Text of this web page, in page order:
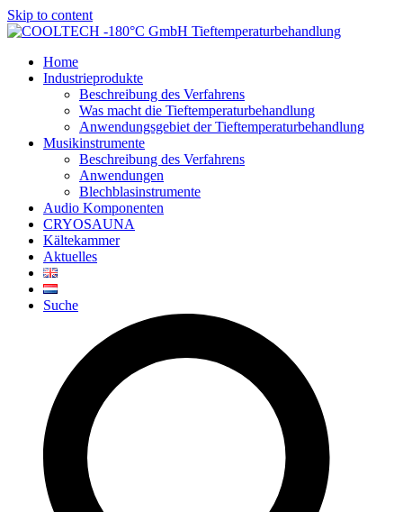
Skip to content
Home
Industrieprodukte
Beschreibung des Verfahrens
Was macht die Tieftemperaturbehandlung
Anwendungsgebiet der Tieftemperaturbehandlung
Musikinstrumente
Beschreibung des Verfahrens
Anwendungen
Blechblasinstrumente
Audio Komponenten
CRYOSAUNA
Kältekammer
Aktuelles
Suche